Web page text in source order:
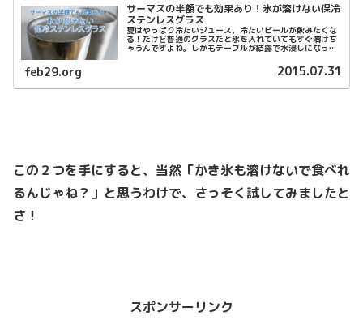
サーマスの半額でも効果あり！氷が溶けない保冷
ステンレスグラス
夏はやっぱり冷たいジュース、冷たいビールが飲みたくな
る！だけど普通のグラスだと氷を入れていてもすぐ溶けち
ゃうんですよね。しかもテーブルが結露で水浸しになっち
THERMOS（サーマス）に代表される『真...
feb29.org 2015.07.31
この２つを手にすると、当然「かき氷も溶けないで食べれ
るんじゃね？」と思うわけで、さっそく試してみましたと
さ！
スポンサーリンク